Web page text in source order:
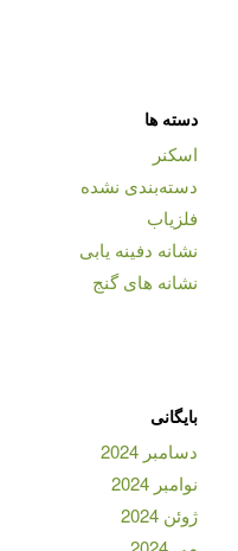
دسته ها
اسکنر
دسته‌بندی نشده
فلزیاب
نشانه دفینه یابی
نشانه های گنج
بایگانی
دسامبر 2024
نوامبر 2024
ژوئن 2024